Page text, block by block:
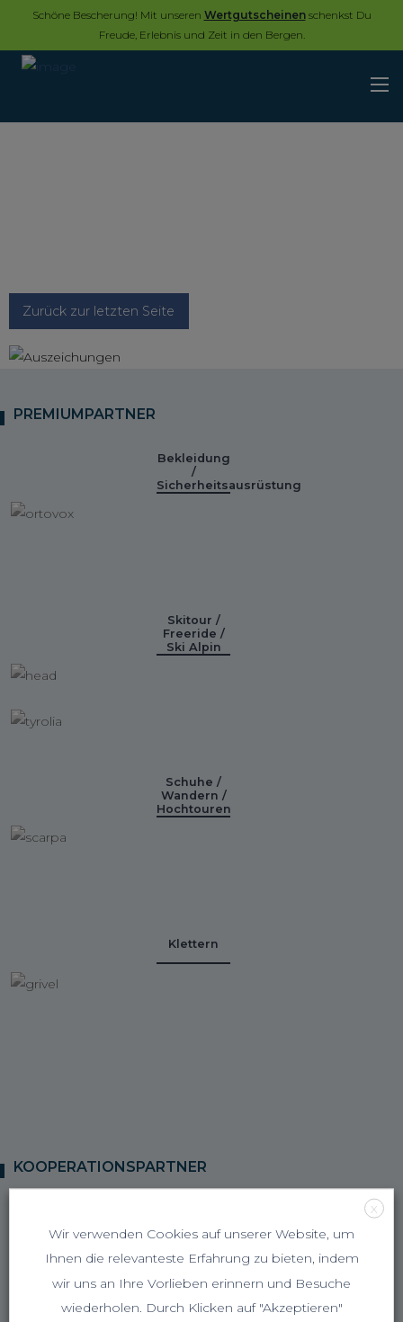
Schöne Bescherung! Mit unseren Wertgutscheinenschenkst Du
Freude, Erlebnis und Zeit in den Bergen.
Zurück zur letzten Seite
PREMIUMPARTNER
Bekleidung
/
Sicherheitsausrüstung
Skitour /
Freeride /
Ski Alpin
Schuhe /
Wandern /
Hochtouren
Klettern
KOOPERATIONSPARTNER
X
Wir verwenden Cookies auf unserer Website, um
Ihnen die relevanteste Erfahrung zu bieten, indem
wir uns an Ihre Vorlieben erinnern und Besuche
wiederholen. Durch Klicken auf "Akzeptieren"